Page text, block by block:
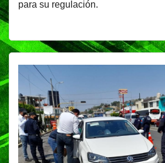
para su regulación.